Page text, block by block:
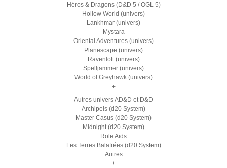
Héros & Dragons (D&D 5 / OGL 5)
Hollow World (univers)
Lankhmar (univers)
Mystara
Oriental Adventures (univers)
Planescape (univers)
Ravenloft (univers)
Spelljammer (univers)
World of Greyhawk (univers)
+
Autres univers AD&D et D&D
Archipels (d20 System)
Master Casus (d20 System)
Midnight (d20 System)
Role Aids
Les Terres Balafrées (d20 System)
Autres
+